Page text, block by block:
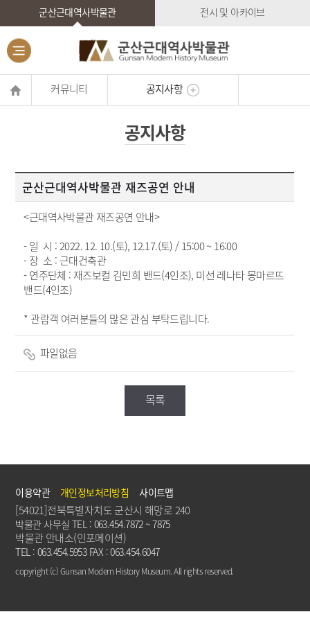
군산근대역사박물관 전시 및 아카이브
커뮤니티 공지사항
공지사항
군산근대역사박물관 재즈공연 안내
<근대역사박물관 재즈공연 안내>
- 일 시 : 2022. 12. 10.(토), 12.17.(토) / 15:00 ~ 16:00
- 장 소 : 근대건축관
- 연주단체 : 재즈보컬 김민희 밴드(4인조), 미선 레나타 몽마르뜨
밴드(4인조)
* 관람객 여러분들의 많은 관심 부탁드립니다.
파일없음
목록
이용약관 개인정보처리방침 사이트맵
[54021]전북특별자치도 군산시 해망로 240
박물관 사무실 TEL : 063.454.7872 ~ 7875
박물관 안내소(인포메이션)
TEL : 063.454.5953 FAX : 063.454.6047
copyright (c) Gunsan Modern History Museum. All rights reserved.